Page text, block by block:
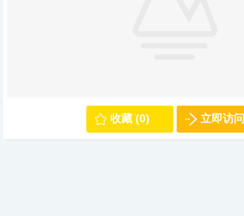
收藏 (0) 立即访问